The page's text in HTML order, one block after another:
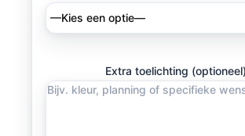
Extra toelichting (optioneel)